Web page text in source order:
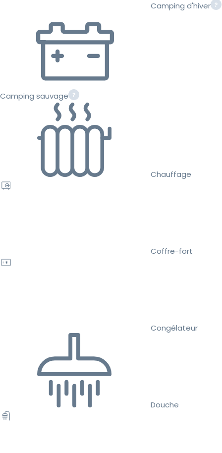
Camping d'hiver
Camping sauvage
Chauffage
Coffre-fort
Congélateur
Douche